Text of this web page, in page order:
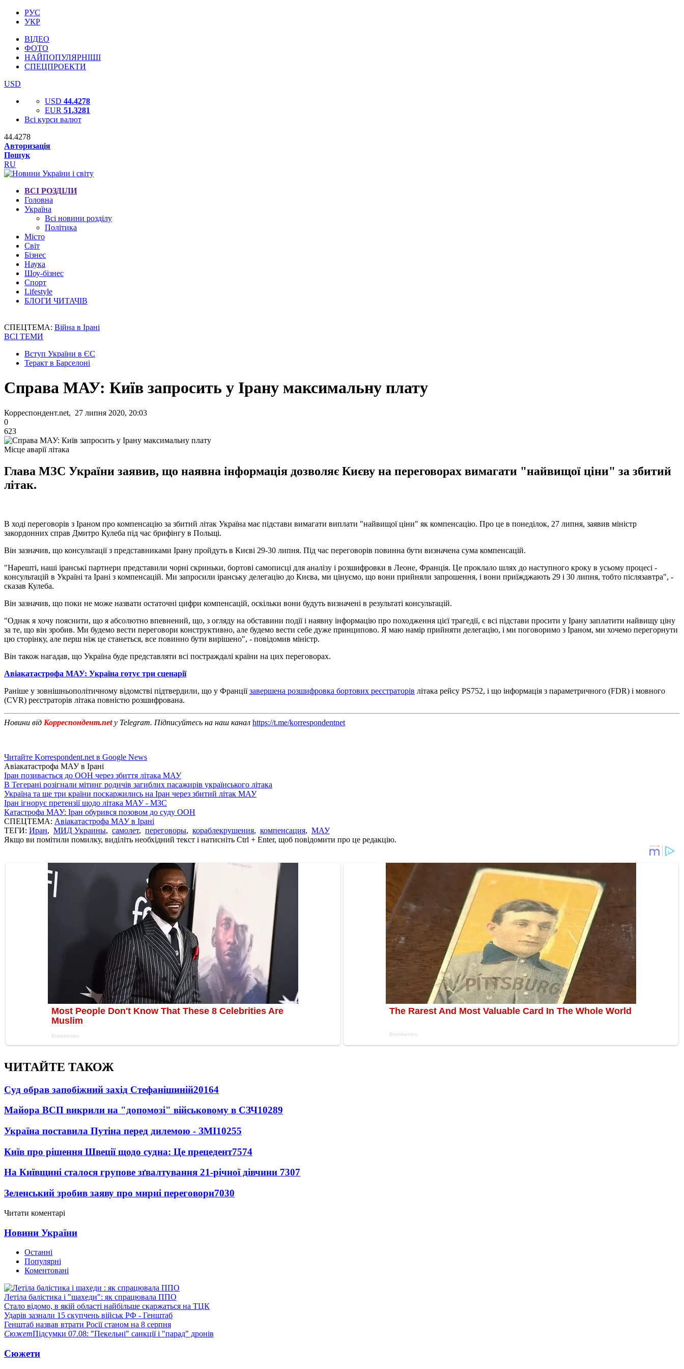
РУС
УКР
ВІДЕО
ФОТО
НАЙПОПУЛЯРНІШІ
СПЕЦПРОЕКТИ
USD
USD 44.4278
EUR 51.3281
Всі курси валют
44.4278
Авторизація
Пошук
RU
ВСІ РОЗДІЛИ
Головна
Україна
Всі новини розділу
Політика
Місто
Світ
Бізнес
Наука
Шоу-бізнес
Спорт
Lifestyle
БЛОГИ ЧИТАЧІВ
СПЕЦТЕМА: Війна в Ірані
ВСІ ТЕМИ
Вступ України в ЄС
Теракт в Барселоні
Справа МАУ: Київ запросить у Ірану максимальну плату
Корреспондент.net, 27 липня 2020, 20:03
0
623
Місце аварії літака
Глава МЗС України заявив, що наявна інформація дозволяє Києву на переговорах вимагати "найвищої ціни" за збитий
літак.
В ході переговорів з Іраном про компенсацію за збитий літак Україна має підстави вимагати виплати "найвищої ціни" як компенсацію. Про це в понеділок, 27 липня, заявив міністр
закордонних справ Дмитро Кулеба під час брифінгу в Польщі.
Він зазначив, що консультації з представниками Ірану пройдуть в Києві 29-30 липня. Під час переговорів повинна бути визначена сума компенсацій.
"Нарешті, наші іранські партнери представили чорні скриньки, бортові самописці для аналізу і розшифровки в Леоне, Франція. Це проклало шлях до наступного кроку в усьому процесі -
консультацій в Україні та Ірані з компенсацій. Ми запросили іранську делегацію до Києва, ми цінуємо, що вони прийняли запрошення, і вони приїжджають 29 і 30 липня, тобто післязавтра", -
сказав Кулеба.
Він зазначив, що поки не може назвати остаточні цифри компенсацій, оскільки вони будуть визначені в результаті консультацій.
"Однак я хочу пояснити, що я абсолютно впевнений, що, з огляду на обставини події і наявну інформацію про походження цієї трагедії, є всі підстави просити у Ірану заплатити найвищу ціну
за те, що він зробив. Ми будемо вести переговори конструктивно, але будемо вести себе дуже принципово. Я маю намір прийняти делегацію, і ми поговоримо з Іраном, ми хочемо перегорнути
цю сторінку, але перш ніж це станеться, все повинно бути вирішено", - повідомив міністр.
Він також нагадав, що Україна буде представляти всі постраждалі країни на цих переговорах.
Авіакатастрофа МАУ: Україна готує три сценарії
Раніше у зовнішньополітичному відомстві підтвердили, що у Франціїзавершена розшифровка бортових реєстраторів літака рейсу PS752, і що інформація з параметричного (FDR) і мовного
(CVR) реєстраторів літака повністю розшифрована.
Новини від Корреспондент.net у Telegram. Підписуйтесь на наш канал https://t.me/korrespondentnet
Читайте Korrespondent.net в Google News
Авіакатастрофа МАУ в Ірані
Іран позивається до ООН через збиття літака МАУ
В Тегерані розігнали мітинг родичів загиблих пасажирів українського літака
Україна та ще три країни поскаржились на Іран через збитий літак МАУ
Іран ігнорує претензії щодо літака МАУ - МЗС
Катастрофа МАУ: Іран обурився позовом до суду ООН
СПЕЦТЕМА: Авіакатастрофа МАУ в Ірані
ТЕГИ: Иран, МИД Украины, самолет, переговоры, кораблекрушения, компенсация, МАУ
Якщо ви помітили помилку, виділіть необхідний текст і натисніть Ctrl + Enter, щоб повідомити про це редакцію.
ЧИТАЙТЕ ТАКОЖ
Суд обрав запобіжний захід Стефанішиній20164
Майора ВСП викрили на "допомозі" військовому в СЗЧ10289
Україна поставила Путіна перед дилемою - ЗМІ10255
Київ про рішення Швеції щодо судна: Це прецедент7574
На Київщині сталося групове зґвалтування 21-річної дівчини 7307
Зеленський зробив заяву про мирні переговори7030
Читати коментарі
Новини України
Останні
Популярні
Коментовані
Летіла балістика і "шахеди": як спрацювала ППО
Стало відомо, в якій області найбільше скаржаться на ТЦК
Ударів зазнали 15 скупчень військ РФ - Генштаб
Генштаб назвав втрати Росії станом на 8 серпня
СюжетПідсумки 07.08: "Пекельні" санкції і "парад" дронів
Сюжети